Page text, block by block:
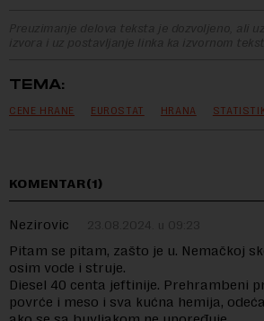
Preuzimanje delova teksta je dozvoljeno, ali
izvora i uz postavljanje linka ka izvornom
TEMA:
CENE HRANE EUROSTAT HRANA
KOMENTAR(1)
Nezirovic 23.08.2024. u 09:23
Pitam se pitam, zašto je u. Nemačkoj
osim vode i struje.
Diesel 40 centa jeftinije. Prehrambeni
povrće i meso i sva kućna hemija,